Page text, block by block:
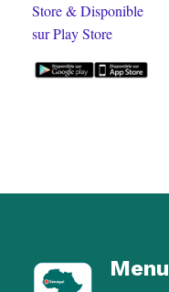
Store &Disponible
sur Play Store
Menu